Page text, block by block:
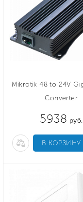
Mikrotik 48 to 24V
Converter
5938 руб.
В КОРЗИНУ